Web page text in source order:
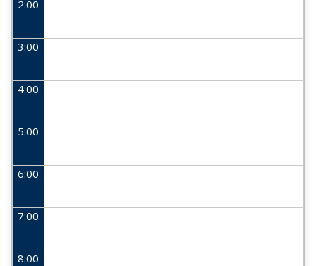
2:00
3:00
4:00
5:00
6:00
7:00
8:00